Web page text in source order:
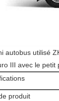
autobus utilisé
III avec le petit
produit